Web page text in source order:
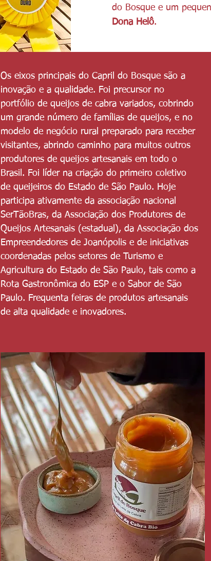
do Bosque e um
Dona Helô.
Os eixos principais do Capril do Bosque são a
inovação e a qualidade. Foi precursor no
portfólio de queijos de cabra variados, cobrindo
um grande número de famílias de queijos, e no
modelo de negócio rural preparado para receber
visitantes, abrindo caminho para muitos outros
produtores de queijos artesanais em todo o
Brasil. Foi líder na criação do primeiro coletivo
de queijeiros do Estado de São Paulo. Hoje
participa ativamente da associação nacional
SerTãoBras, da Associação dos Produtores de
Queijos Artesanais (estadual), da Associação dos
Empreendedores de Joanópolis e de iniciativas
coordenadas pelos setores de Turismo e
Agricultura do Estado de São Paulo, tais como a
Rota Gastronômica do ESP e o Sabor de São
Paulo. Frequenta feiras de produtos artesanais
de alta qualidade e inovadores.